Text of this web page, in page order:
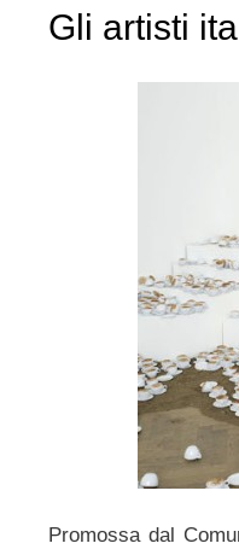
Gli artisti
Promossa dal